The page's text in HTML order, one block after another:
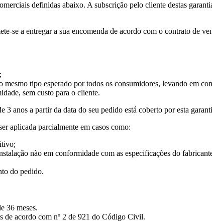
definidas abaixo. A subscrição pelo cliente destas
se a entregar a sua encomenda de acordo com o contrato de
tipo esperado por todos os consumidores, levando em
sem custo para o cliente.
anos a partir da data do seu pedido está coberto por esta
aplicada parcialmente em casos como:
não em conformidade com as especificações do
do pedido.
36 meses.
de acordo com nº 2 de 921 do Código Civil.